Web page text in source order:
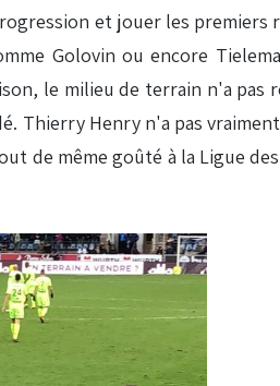
et jouer les premiers
Golovin ou encore
le milieu de terrain n'a pas
Thierry Henry n'a pas
de même goûté à la Ligue